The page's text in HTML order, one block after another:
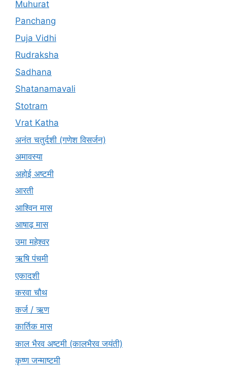
Muhurat
Panchang
Puja Vidhi
Rudraksha
Sadhana
Shatanamavali
Stotram
Vrat Katha
अनंत चतुर्दशी (गणेश विसर्जन)
अमावस्या
अहोई अष्टमी
आरती
आश्विन मास
आषाढ़ मास
उमा महेश्वर
ऋषि पंचमी
एकादशी
करवा चौथ
कर्ज / ऋण
कार्तिक मास
काल भैरव अष्टमी (कालभैरव जयंती)
कृष्ण जन्माष्टमी